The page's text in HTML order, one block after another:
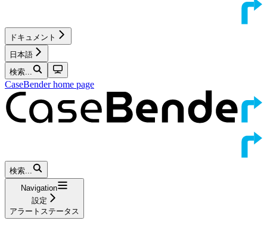
ドキュメント
日本語
検索...
CaseBenderhome page
検索...
Navigation
設定
アラートステータス